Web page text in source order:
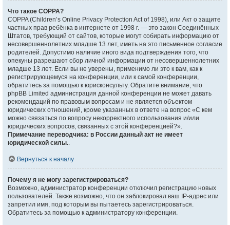
Что такое COPPA?
COPPA (Children’s Online Privacy Protection Act of 1998), или Акт о защите
частных прав ребёнка в интернете от 1998 г. — это закон Соединённых
Штатов, требующий от сайтов, которые могут собирать информацию от
несовершеннолетних младше 13 лет, иметь на это письменное согласие
родителей. Допустимо наличие иного вида подтверждения того, что
опекуны разрешают сбор личной информации от несовершеннолетних
младше 13 лет. Если вы не уверены, применимо ли это к вам, как к
регистрирующемуся на конференции, или к самой конференции,
обратитесь за помощью к юрисконсульту. Обратите внимание, что
phpBB Limited администрация данной конференции не может давать
рекомендаций по правовым вопросам и не является объектом
юридических отношений, кроме указанных в ответе на вопрос «С кем
можно связаться по вопросу некорректного использования и/или
юридических вопросов, связанных с этой конференцией?».
Примечание переводчика: в России данный акт не имеет
юридической силы..
Вернуться к началу
Почему я не могу зарегистрироваться?
Возможно, администратор конференции отключил регистрацию новых
пользователей. Также возможно, что он заблокировал ваш IP-адрес или
запретил имя, под которым вы пытаетесь зарегистрироваться.
Обратитесь за помощью к администратору конференции.